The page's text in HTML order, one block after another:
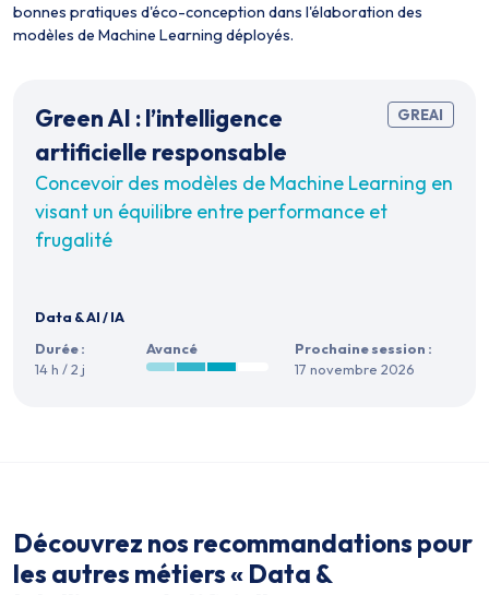
bonnes pratiques d'éco-conception dans l'élaboration des
modèles de Machine Learning déployés.
GREAI
Green AI : l’intelligence
artificielle responsable
Concevoir des modèles de Machine Learning en
visant un équilibre entre performance et
frugalité
Data & AI/IA
Durée :
14 h / 2 j
Avancé
Prochaine session :
17 novembre 2026
Découvrez nos recommandations pour
les autres métiers « Data &